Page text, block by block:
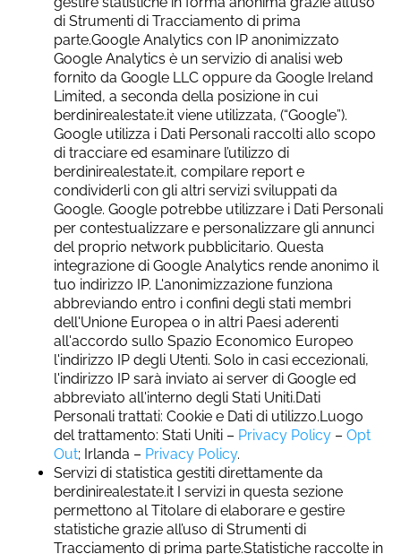
di Strumenti di Tracciamento di prima
parte.Google Analytics con IP anonimizzato
Google Analytics è un servizio di analisi web
fornito da Google LLC oppure da Google Ireland
Limited, a seconda della posizione in cui
berdinirealestate.it viene utilizzata, (“Google”).
Google utilizza i Dati Personali raccolti allo scopo
di tracciare ed esaminare l’utilizzo di
berdinirealestate.it, compilare report e
condividerli con gli altri servizi sviluppati da
Google. Google potrebbe utilizzare i Dati Personali
per contestualizzare e personalizzare gli annunci
del proprio network pubblicitario. Questa
integrazione di Google Analytics rende anonimo il
tuo indirizzo IP. L'anonimizzazione funziona
abbreviando entro i confini degli stati membri
dell'Unione Europea o in altri Paesi aderenti
all'accordo sullo Spazio Economico Europeo
l'indirizzo IP degli Utenti. Solo in casi eccezionali,
l'indirizzo IP sarà inviato ai server di Google ed
abbreviato all'interno degli Stati Uniti.Dati
Personali trattati: Cookie e Dati di utilizzo.Luogo
del trattamento: Stati Uniti – Privacy Policy – Opt
Out; Irlanda – Privacy Policy.
Servizi di statistica gestiti direttamente da
berdinirealestate.it I servizi in questa sezione
permettono al Titolare di elaborare e gestire
statistiche grazie all’uso di Strumenti di
Tracciamento di prima parte.Statistiche raccolte in